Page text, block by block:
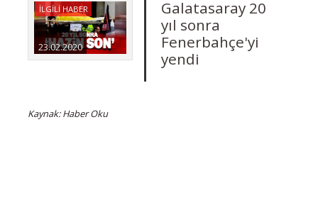
23.02.2020
Galatasaray 20
yıl sonra
Fenerbahçe'yi
yendi
İLGİLİ HABER
Kaynak: Haber Oku